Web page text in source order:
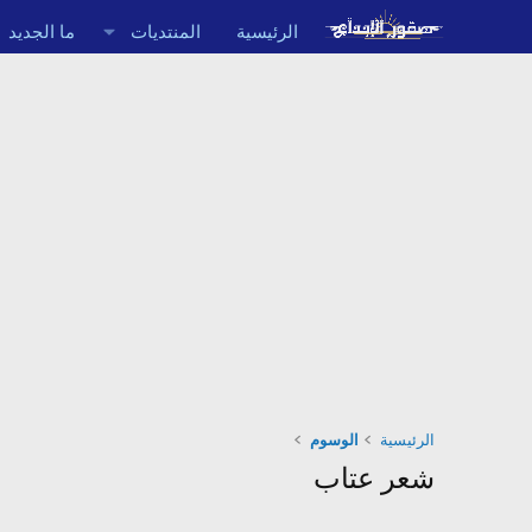
الرئيسية المنتديات ما الجديد
الرئيسية الوسوم
شعر عتاب